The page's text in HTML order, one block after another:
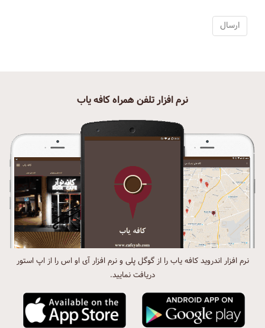
نرم افزار تلفن همراه کافه یاب
نرم افزار اندروید کافه یاب را از گوگل پلی و نرم افزار آی او اس را از اپ استور
دریافت نمایید.